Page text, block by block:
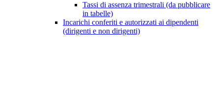
Tassi di assenza trimestrali (da pubblicare
in tabelle)
Incarichi conferiti e autorizzati ai dipendenti
(dirigenti e non dirigenti)